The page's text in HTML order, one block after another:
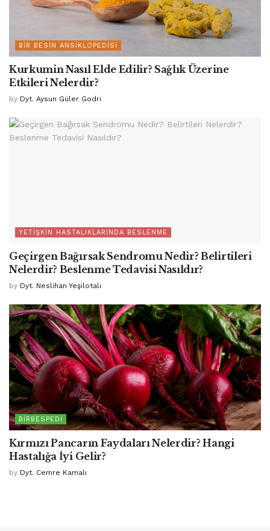
BIR BESIN ANSIKLOPEDISI
Kurkumin Nasıl Elde Edilir? Sağlık Üzerine
Etkileri Nelerdir?
by Dyt. Aysun Güler Godri
YETIŞKIN HASTALIKLARINDA BESLENME
Geçirgen Bağırsak Sendromu Nedir? Belirtileri
Nelerdir? Beslenme Tedavisi Nasıldır?
by Dyt. Neslihan Yeşilotalı
BIRBESPEDI
Kırmızı Pancarın Faydaları Nelerdir? Hangi
Hastalığa İyi Gelir?
by Dyt. Cemre Kamalı